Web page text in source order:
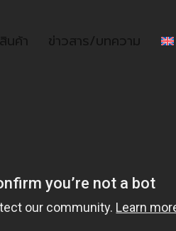
สินค้า ข่าวสาร/บทความ